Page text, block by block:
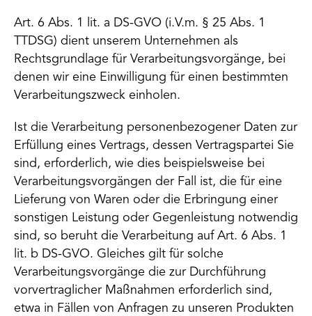
Art. 6 Abs. 1 lit. a DS-GVO (i.V.m. § 25 Abs. 1
TTDSG) dient unserem Unternehmen als
Rechtsgrundlage für Verarbeitungsvorgänge, bei
denen wir eine Einwilligung für einen bestimmten
Verarbeitungszweck einholen.
Ist die Verarbeitung personenbezogener Daten zur
Erfüllung eines Vertrags, dessen Vertragspartei Sie
sind, erforderlich, wie dies beispielsweise bei
Verarbeitungsvorgängen der Fall ist, die für eine
Lieferung von Waren oder die Erbringung einer
sonstigen Leistung oder Gegenleistung notwendig
sind, so beruht die Verarbeitung auf Art. 6 Abs. 1
lit. b DS-GVO. Gleiches gilt für solche
Verarbeitungsvorgänge die zur Durchführung
vorvertraglicher Maßnahmen erforderlich sind,
etwa in Fällen von Anfragen zu unseren Produkten